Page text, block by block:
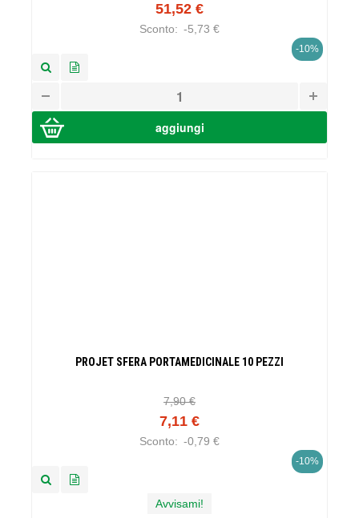
51,52 €
Sconto: -5,73 €
-10%
PROJET SFERA PORTAMEDICINALE 10 PEZZI
7,90 €
7,11 €
Sconto: -0,79 €
-10%
Avvisami!